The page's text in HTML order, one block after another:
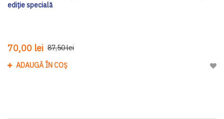
ediţie specială
70,00 lei 87,50 lei
ADAUGĂ ÎN COȘ